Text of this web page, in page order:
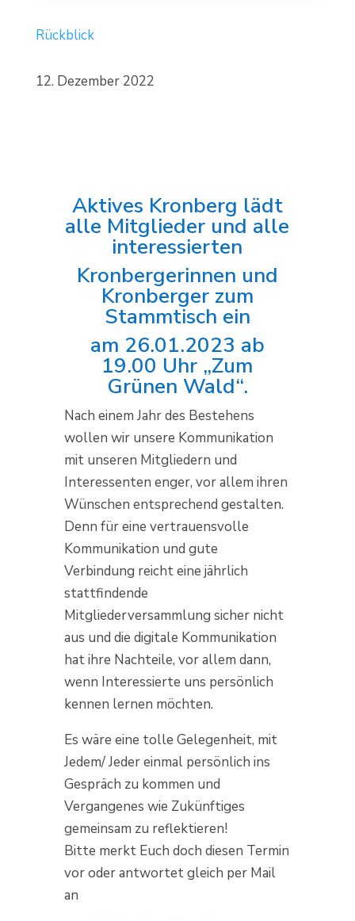
Rückblick
12. Dezember 2022
Aktives Kronberg lädt
alle Mitglieder und alle
interessierten
Kronbergerinnen und
Kronberger zum
Stammtisch ein
am 26.01.2023 ab
19.00 Uhr „Zum
Grünen Wald“.
Nach einem Jahr des Bestehens
wollen wir unsere Kommunikation
mit unseren Mitgliedern und
Interessenten enger, vor allem ihren
Wünschen entsprechend gestalten.
Denn für eine vertrauensvolle
Kommunikation und gute
Verbindung reicht eine jährlich
stattfindende
Mitgliederversammlung sicher nicht
aus und die digitale Kommunikation
hat ihre Nachteile, vor allem dann,
wenn Interessierte uns persönlich
kennen lernen möchten.
Es wäre eine tolle Gelegenheit, mit
Jedem/ Jeder einmal persönlich ins
Gespräch zu kommen und
Vergangenes wie Zukünftiges
gemeinsam zu reflektieren!
Bitte merkt Euch doch diesen Termin
vor oder antwortet gleich per Mail
an